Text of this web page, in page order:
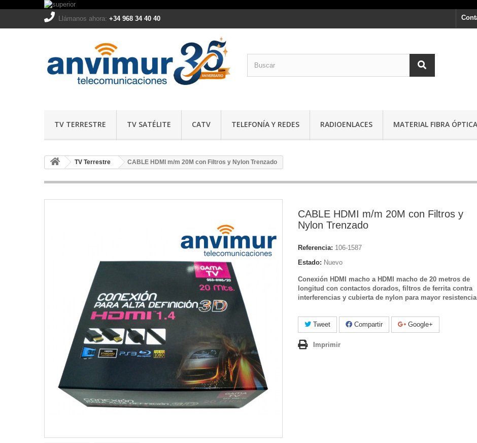
Llámanos ahora: +34 968 34 40 40
TV TERRESTRE TV SATÉLITE CATV TELEFONÍA Y REDES RADIOENLACES MATERIAL FIBRA ÓPTICA
TV Terrestre CABLE HDMI m/m 20M con Filtros y Nylon Trenzado
CABLE HDMI m/m 20M con Filtros y
Nylon Trenzado
Referencia: 106-1587
Estado: Nuevo
Conexión HDMI macho a HDMI macho de 20 metros de
longitud con contactos dorados, filtros de ferrita contra
interferencias y cubierta de nylon para mayor
Tweet Compartir Google+
Imprimir